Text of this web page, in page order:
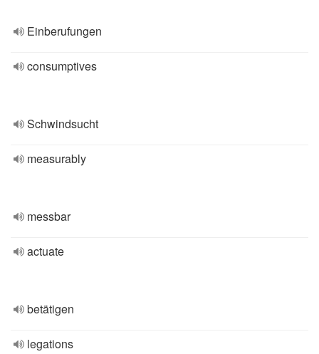
Einberufungen
consumptives
Schwindsucht
measurably
messbar
actuate
betätigen
legations